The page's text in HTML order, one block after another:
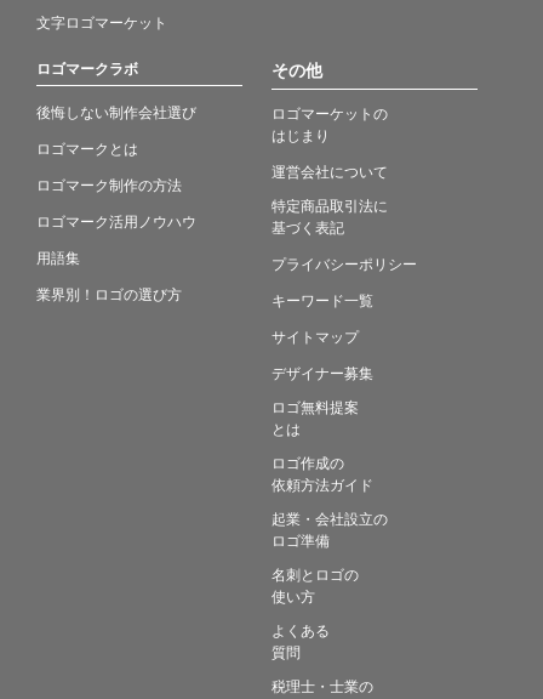
文字ロゴマーケット
ロゴマークラボ
後悔しない制作会社選び
ロゴマークとは
ロゴマーク制作の方法
ロゴマーク活用ノウハウ
用語集
業界別！ロゴの選び方
その他
ロゴマーケットの
はじまり
運営会社について
特定商品取引法に
基づく表記
プライバシーポリシー
キーワード一覧
サイトマップ
デザイナー募集
ロゴ無料提案
とは
ロゴ作成の
依頼方法ガイド
起業・会社設立の
ロゴ準備
名刺とロゴの
使い方
よくある
質問
税理士・士業の